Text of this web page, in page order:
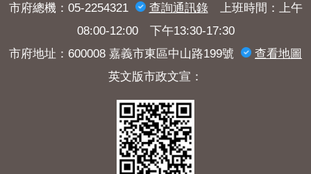
市府總機：05-2254321
查詢​通訊錄上班時間：上午
08:00-12:00 下午13:30-17:30
市府地址：600008 嘉義市東區中山路199號
查看地圖
英文版市政文宣：